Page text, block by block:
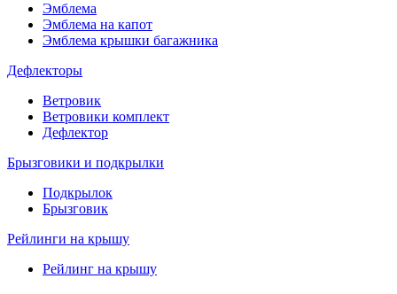
Эмблема
Эмблема на капот
Эмблема крышки багажника
Дефлекторы
Ветровик
Ветровики комплект
Дефлектор
Брызговики и подкрылки
Подкрылок
Брызговик
Рейлинги на крышу
Рейлинг на крышу